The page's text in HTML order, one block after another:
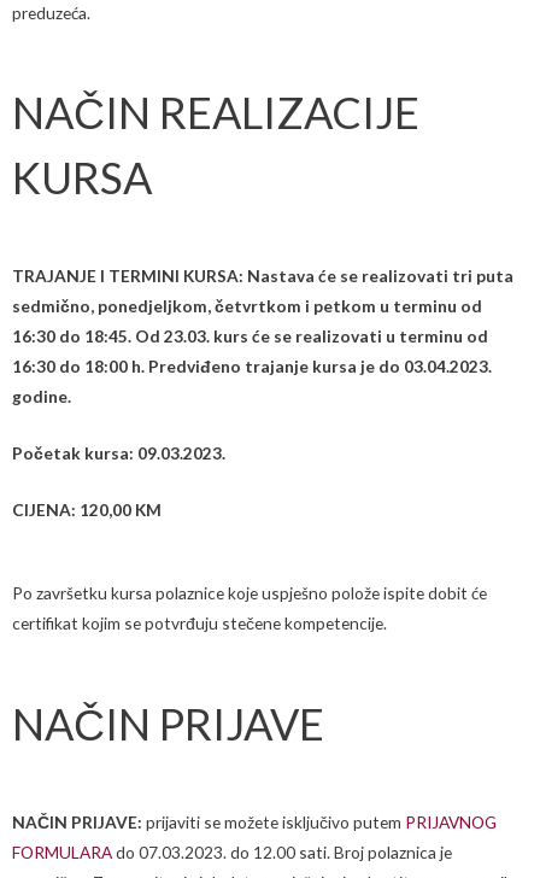
preduzeća.
NAČIN REALIZACIJE
KURSA
TRAJANJE I TERMINI KURSA: Nastava će se realizovati tri puta
sedmično, ponedjeljkom, četvrtkom i petkom u terminu od
16:30 do 18:45. Od 23.03. kurs će se realizovati u terminu od
16:30 do 18:00 h. Predviđeno trajanje kursa je do 03.04.2023.
godine.
Početak kursa: 09.03.2023.
CIJENA: 120,00 KM
Po završetku kursa polaznice koje uspješno polože ispite dobit će
certifikat kojim se potvrđuju stečene kompetencije.
NAČIN PRIJAVE
NAČIN PRIJAVE: prijaviti se možete isključivo putem PRIJAVNOG
FORMULARAdo 07.03.2023. do 12.00 sati. Broj polaznica je